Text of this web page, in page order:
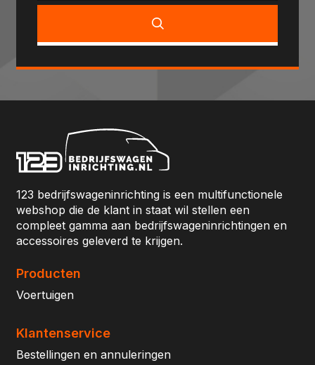
123 bedrijfswageninrichting is een multifunctionele
webshop die de klant in staat wil stellen een
compleet gamma aan bedrijfswageninrichtingen en
accessoires geleverd te krijgen.
Producten
Voertuigen
Klantenservice
Bestellingen en annuleringen